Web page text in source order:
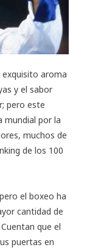
aroma
y el sabor
pero este
mundial por la
, muchos de
de los 100
el boxeo ha
cantidad de
que el
puertas en